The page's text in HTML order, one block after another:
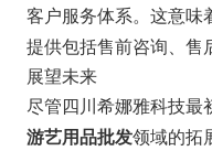
客户服务体系。这意味
提供包括售前咨询、售
展望未来
尽管四川希娜雅科技最
游艺用品批发领域的拓